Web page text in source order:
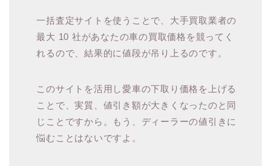
一括査定サイトを使うことで、大手買取業者の
最大 10 社があなたの車の買取価格を競ってく
れるので、結果的に値段が吊り上るのです。
このサイトを活用し愛車の下取り価格を上げる
ことで、実質、値引き額が大きくなったのと同
じことですから。もう、ディーラーの値引きに
悩むことはないですよ。